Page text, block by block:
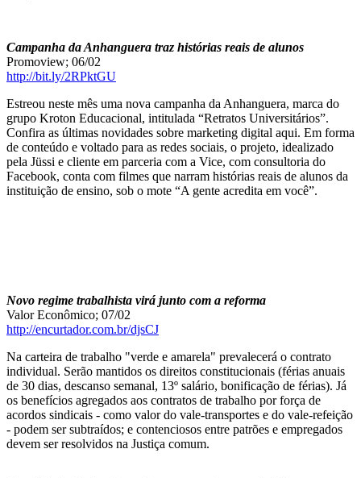
Campanha da Anhanguera traz histórias reais de alunos
Promoview; 06/02
http://bit.ly/2RPktGU
Estreou neste mês uma nova campanha da Anhanguera, marca do
grupo Kroton Educacional, intitulada “Retratos Universitários”.
Confira as últimas novidades sobre marketing digital aqui. Em forma
de conteúdo e voltado para as redes sociais, o projeto, idealizado
pela Jüssi e cliente em parceria com a Vice, com consultoria do
Facebook, conta com filmes que narram histórias reais de alunos da
instituição de ensino, sob o mote “A gente acredita em você”.
Novo regime trabalhista virá junto com a reforma
Valor Econômico; 07/02
http://encurtador.com.br/djsCJ
Na carteira de trabalho "verde e amarela" prevalecerá o contrato
individual. Serão mantidos os direitos constitucionais (férias anuais
de 30 dias, descanso semanal, 13º salário, bonificação de férias). Já
os benefícios agregados aos contratos de trabalho por força de
acordos sindicais - como valor do vale-transportes e do vale-refeição
- podem ser subtraídos; e contenciosos entre patrões e empregados
devem ser resolvidos na Justiça comum.